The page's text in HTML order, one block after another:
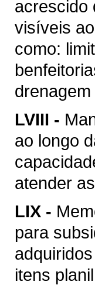
acrescido
visíveis
como:
LVIII -
ao longo
atender
LIX -
para
itens